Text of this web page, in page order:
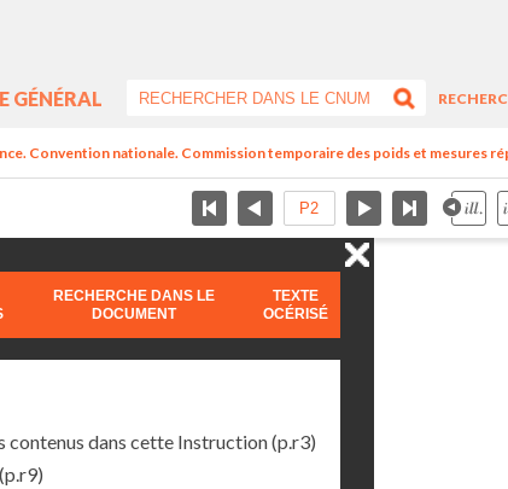
GÉNÉRAL
Convention nationale. Commission temporaire des poids et mesures
RECHERCHE DANS LE
DOCUMENT
TEXTE
OCÉRISÉ
contenus dans cette Instruction(p.r3)
(p.r9)